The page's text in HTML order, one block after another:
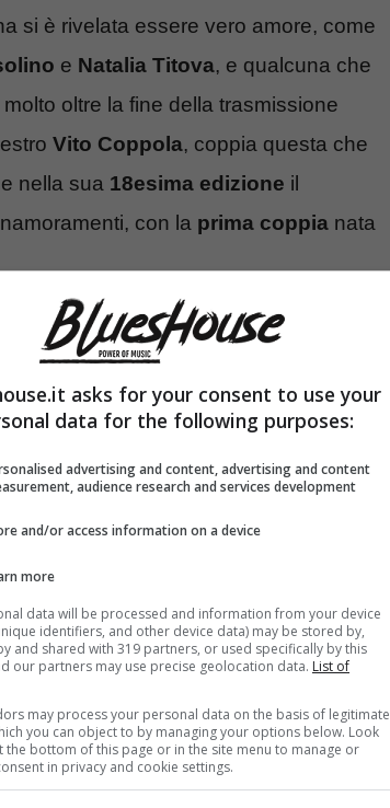
si è rivelata essere vero amore, come
e Natalia Titova, e qualcuna che
oltre la fine della trasmissione
Vito Coppola, coppia questa che
nella sua 18esima edizione il
con la prima coppia nata
insieme, la conferma
asks for your consent to use your
data for the following purposes:
advertising and content, advertising and content
audience research and services development
and/or access information on a device
more
data will be processed and information from your device
identifiers, and other device data) may be stored by,
and shared with 319 partners, or used specifically by this
our partners may use precise geolocation data. List of
may process your personal data on the basis of legitimate
you can object to by managing your options below. Look
the bottom of this page or in the site menu to manage or
in privacy and cookie settings.